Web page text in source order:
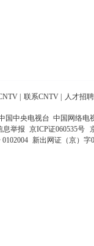
联系CNTV 人才招聘
国中央电视台 中国网络电
息举报 京ICP证060535号
新出网证（京）